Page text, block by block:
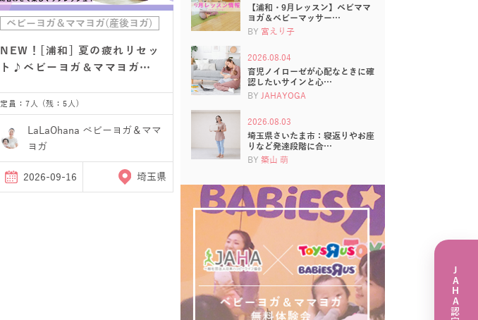
ベビーヨガ＆ママヨガ(産後ヨガ)
NEW！[浦和] 夏の疲れリセッ
ト♪ベビーヨガ＆ママヨガ…
定員：7人 (残：5人)
LaLaOhana ベビーヨガ＆ママ
ヨガ
2026-09-16 埼玉県
【浦和・9月レッスン】ベビママ
ヨガ＆ベビーマッサー…
BY 宮えり子
2026.08.04
育児ノイローゼが心配なときに確
認したいサインと心…
BY JAHAYOGA
2026.08.03
埼玉県さいたま市：寝返りやお座
りなど発達段階に合…
BY 築山 萌